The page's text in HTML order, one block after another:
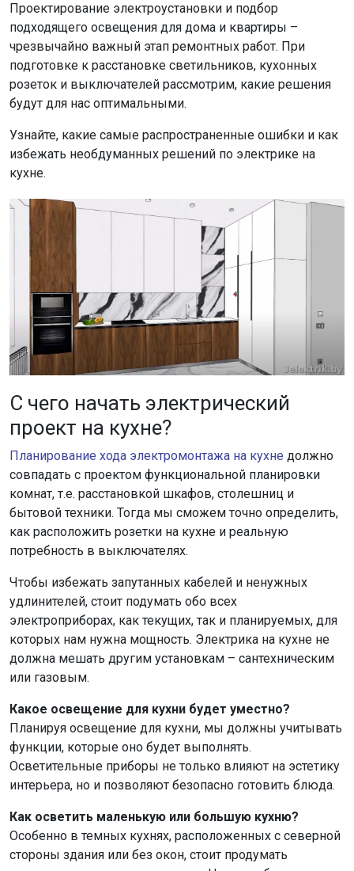
Проектирование электроустановки и подбор
подходящего освещения для дома и квартиры –
чрезвычайно важный этап ремонтных работ. При
подготовке к расстановке светильников, кухонных
розеток и выключателей рассмотрим, какие решения
будут для нас оптимальными.
Узнайте, какие самые распространенные ошибки и как
избежать необдуманных решений по электрике на
кухне.
С чего начать электрический
проект на кухне?
Планирование хода электромонтажа на кухне должно
совпадать с проектом функциональной планировки
комнат, т.е. расстановкой шкафов, столешниц и
бытовой техники. Тогда мы сможем точно определить,
как расположить розетки на кухне и реальную
потребность в выключателях.
Чтобы избежать запутанных кабелей и ненужных
удлинителей, стоит подумать обо всех
электроприборах, как текущих, так и планируемых, для
которых нам нужна мощность. Электрика на кухне не
должна мешать другим установкам – сантехническим
или газовым.
Какое освещение для кухни будет уместно?
Планируя освещение для кухни, мы должны учитывать
функции, которые оно будет выполнять.
Осветительные приборы не только влияют на эстетику
интерьера, но и позволяют безопасно готовить блюда.
Как осветить маленькую или большую кухню?
Особенно в темных кухнях, расположенных с северной
стороны здания или без окон, стоит продумать